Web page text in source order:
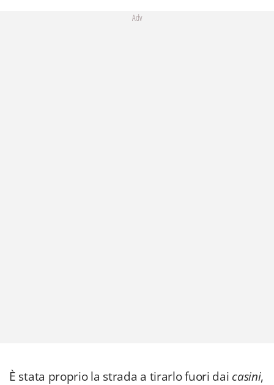
Adv
È stata proprio la strada a tirarlo fuori dai casini,